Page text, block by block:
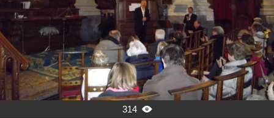
314 